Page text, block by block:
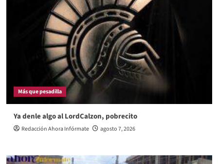
Más que pesadilla
Ya denle algo al LordCalzon, pobrecito
Redacción Ahora Infórmate agosto 7, 2026